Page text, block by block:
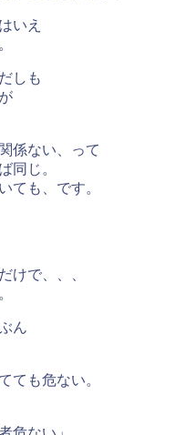
いえ
しも
係ない、って
同じ。
ても、です。
けで、、、
ん
ても危ない。